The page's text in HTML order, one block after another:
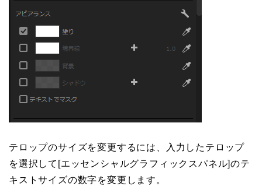
テロップのサイズを変更するには、入力したテロップ
を選択して[エッセンシャルグラフィックスパネル]のテ
キストサイズの数字を変更します。